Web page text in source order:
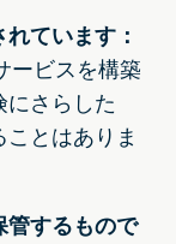
ています：
ービスを構築
にさらした
とはありま
管するもので